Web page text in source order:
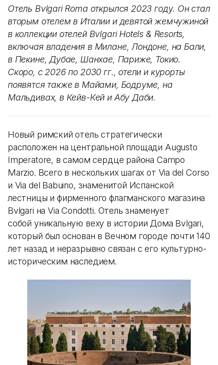
Отель Bvlgari Roma открылся 2023 году. Он стал
вторым отелем в Италии и девятой жемчужиной
в коллекции отелей Bvlgari Hotels & Resorts,
включая владения в Милане, Лондоне, на Бали,
в Пекине, Дубае, Шанхае, Париже, Токио.
Скоро, с 2026 по 2030 гг., отели и курорты
появятся также в Майами, Бодруме, на
Мальдивах, в Кейв-Кей и Абу Даби.
Новый римский отель стратегически
расположен на центральной площади Augusto
Imperatore, в самом сердце района Campo
Marzio. Всего в нескольких шагах от Via del Corso
и Via del Babuino, знаменитой Испанской
лестницы и фирменного флагманского магазина
Bvlgari на Via Condotti. Отель знаменует
собой уникальную веху в истории Дома Bvlgari,
который был основан в Вечном городе почти 140
лет назад и неразрывно связан с его культурно-
историческим наследием.